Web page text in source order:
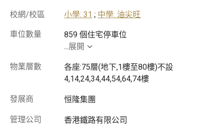
校網/校區 小學: 31 ; 中學: 油尖旺
車位數量
...展開
物業層數
各座:75層(地下,1樓至80樓)不設
4,14,24,34,44,54,64,74樓
發展商 恒隆集團
管理公司 香港鐵路有限公司